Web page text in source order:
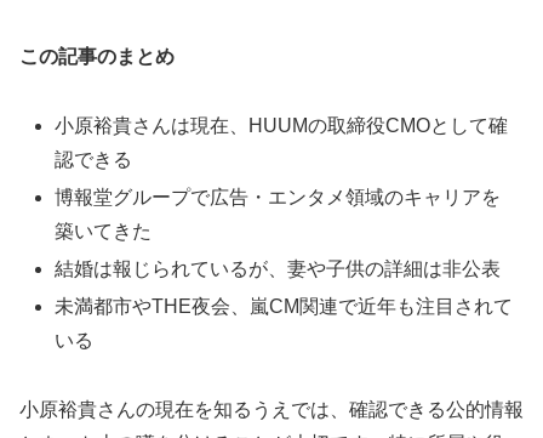
この記事のまとめ
小原裕貴さんは現在、HUUMの取締役CMOとして確
認できる
博報堂グループで広告・エンタメ領域のキャリアを
築いてきた
結婚は報じられているが、妻や子供の詳細は非公表
未満都市やTHE夜会、嵐CM関連で近年も注目されて
いる
小原裕貴さんの現在を知るうえでは、確認できる公的情報